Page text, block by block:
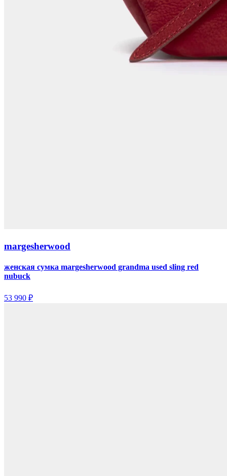
margesherwood
женская сумка margesherwood grandma used sling red
nubuck
53 990 ₽